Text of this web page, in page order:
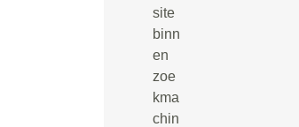
site
binn
en
zoe
kma
chin